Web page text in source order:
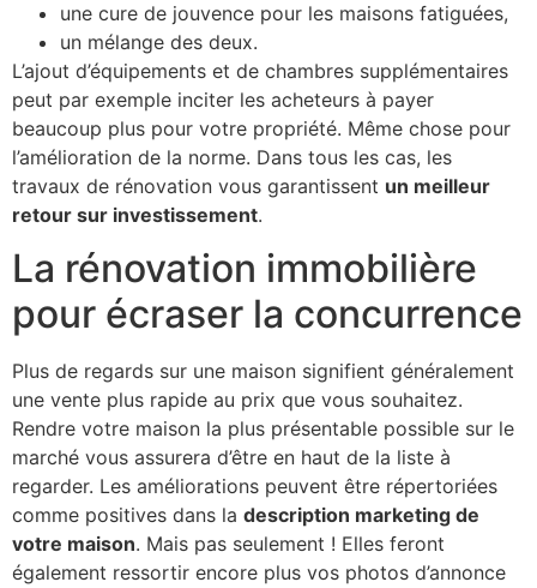
une cure de jouvence pour les maisons fatiguées,
un mélange des deux.
L’ajout d’équipements et de chambres supplémentaires
peut par exemple inciter les acheteurs à payer
beaucoup plus pour votre propriété. Même chose pour
l’amélioration de la norme. Dans tous les cas, les
travaux de rénovation vous garantissent un meilleur
retour sur investissement.
La rénovation immobilière
pour écraser la concurrence
Plus de regards sur une maison signifient généralement
une vente plus rapide au prix que vous souhaitez.
Rendre votre maison la plus présentable possible sur le
marché vous assurera d’être en haut de la liste à
regarder. Les améliorations peuvent être répertoriées
comme positives dans la description marketing de
votre maison. Mais pas seulement ! Elles feront
également ressortir encore plus vos photos d’annonce